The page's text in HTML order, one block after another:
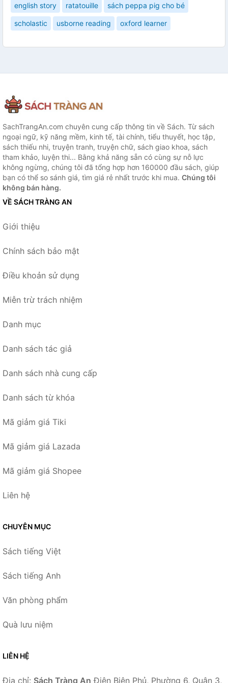
english story ratatouille sách peppa pig cho bé
scholastic usborne reading oxford learner
SachTrangAn.com chuyên cung cấp thông tin về Sách. Từ sách
ngoại ngữ, kỹ năng mềm, kinh tế, tài chính, tiểu thuyết, học tập,
sách thiếu nhi, truyện tranh, truyện chữ, sách giao khoa, sách
tham khảo, luyện thi... Bằng khả năng sẵn có cùng sự nỗ lực
không ngừng, chúng tôi đã tổng hợp hơn 160000 đầu sách, giúp
bạn có thể so sánh giá, tìm giá rẻ nhất trước khi mua. Chúng tôi
không bán hàng.
VỀ SÁCH TRÀNG AN
Giới thiệu
Chính sách bảo mật
Điều khoản sử dụng
Miễn trừ trách nhiệm
Danh mục
Danh sách tác giả
Danh sách nhà cung cấp
Danh sách từ khóa
Mã giảm giá Tiki
Mã giảm giá Lazada
Mã giảm giá Shopee
Liên hệ
CHUYÊN MỤC
Sách tiếng Việt
Sách tiếng Anh
Văn phòng phẩm
Quà lưu niệm
LIÊN HỆ
Địa chỉ: Sách Tràng An Điện Biên Phủ, Phường 6, Quận 3,